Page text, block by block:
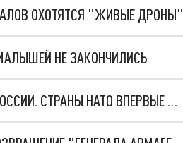
ОХОТЯТСЯ "ЖИВЫЕ ДРОНЫ"
НЕ ЗАКОНЧИЛИСЬ
"ОЧЕНЬ ПЛОХИЕ НОВОСТИ": БОЛЬШАЯ ОШИБКА PALANTIR В РОССИИ. СТРАНЫ НАТО ВПЕРВЫЕ ЗА СВО ОСТАНОВИЛИ ПОСТАВКИ ОРУЖИЯ. ВСУ ТЕРЯЮТ ПРИГРАНИЧЬЕ?